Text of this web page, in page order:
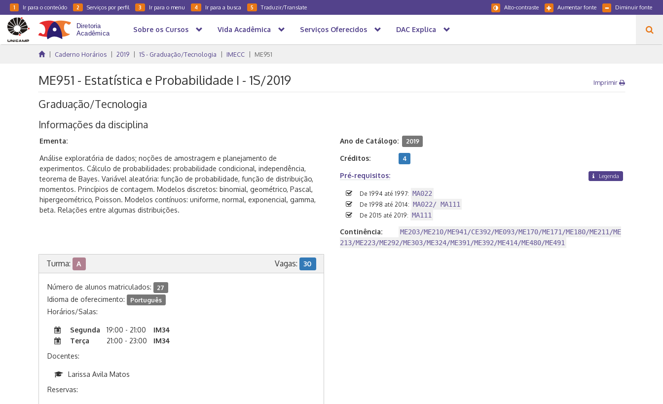
1 Ir para o conteúdo 2 Serviços por perfil 3 Ir para o menu 4 Ir para a busca 5 Traduzir/Translate Diminuir fonte
Aumentar fonte
Alto-contraste
Sobre os Cursos Vida Acadêmica Serviços Oferecidos DAC Explica
Caderno Horários 2019 1S - Graduação/Tecnologia IMECC ME951
ME951 - Estatística e Probabilidade I - 1S/2019 Imprimir
Graduação/Tecnologia
Informações da disciplina
Ementa:
Análise exploratória de dados; noções de amostragem e planejamento de
experimentos. Cálculo de probabilidades: probabilidade condicional, independência,
teorema de Bayes. Variável aleatória: função de probabilidade, função de distribuição,
momentos. Princípios de contagem. Modelos discretos: binomial, geométrico, Pascal,
hipergeométrico, Poisson. Modelos contínuos: uniforme, normal, exponencial, gamma,
beta. Relações entre algumas distribuições.
Ano de Catálogo: 2019
Créditos: 4
Pré-requisitos: Legenda
De 1994 até 1997: MA022
De 1998 até 2014: MA022/ MA111
De 2015 até 2019: MA111
Continência:
ME203/ME210/ME941/CE392/ME093/ME170/ME171/ME180/ME211/ME
213/ME223/ME292/ME303/ME324/ME391/ME392/ME414/ME480/ME491
Turma: A Vagas: 30
Número de alunos matriculados: 27
Idioma de oferecimento: Português
Horários/Salas:
Segunda 19:00 - 21:00
IM34
Terça
21:00 - 23:00
IM34
Docentes:
Larissa Avila Matos
Reservas: